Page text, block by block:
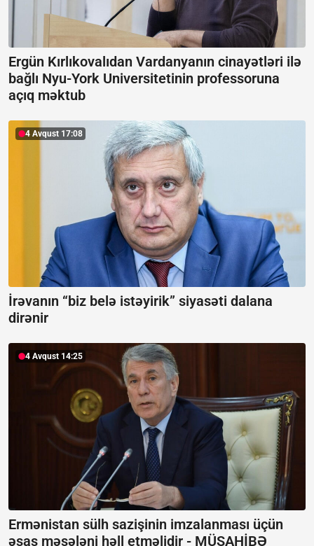
Ergün Kırlıkovalıdan Vardanyanın cinayətləri ilə
bağlı Nyu-York Universitetinin professoruna
açıq məktub
4 Avqust 17:08
İrəvanın “biz belə istəyirik” siyasəti dalana
dirənir
4 Avqust 14:25
Ermənistan sülh sazişinin imzalanması üçün
əsas məsələni həll etməlidir - MÜSAHİBƏ